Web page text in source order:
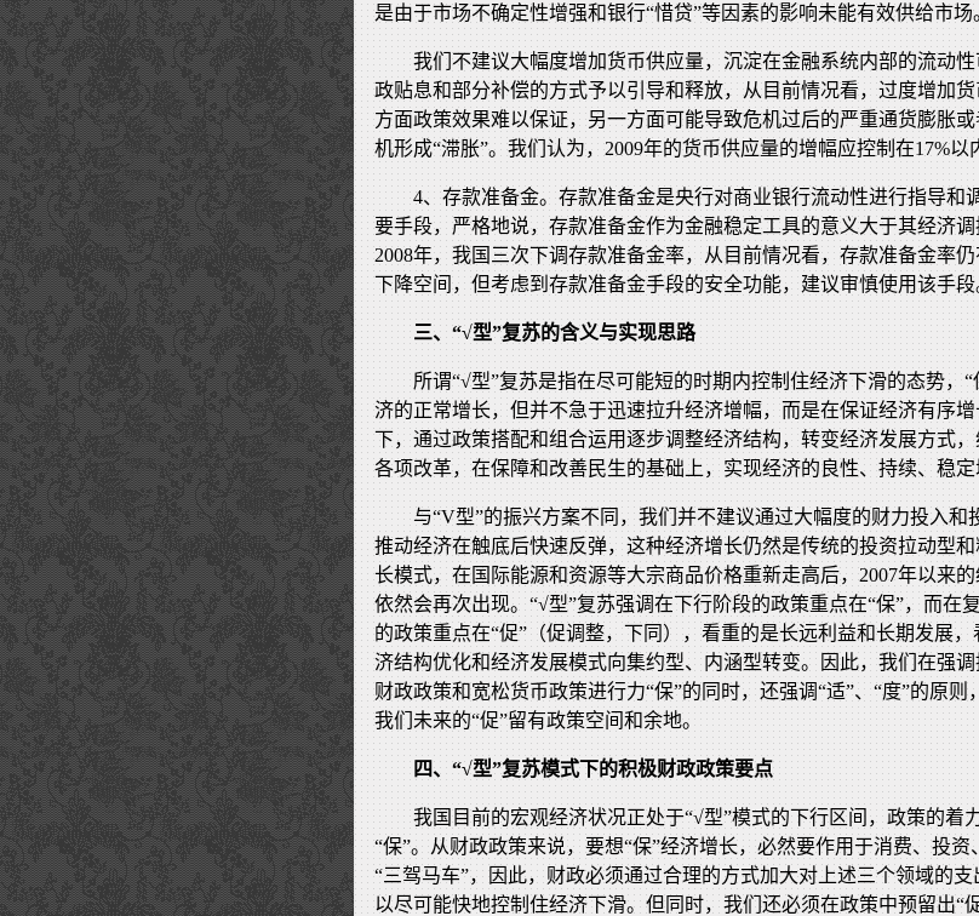
是由于市场不确定性增强和银行“惜贷”等因素的影响未能有效供给市场
我们不建议大幅度增加货币供应量，沉淀在金融系统内部的流动
政贴息和部分补偿的方式予以引导和释放，从目前情况看，过度增加
方面政策效果难以保证，另一方面可能导致危机过后的严重通货膨胀
机形成“滞胀”。我们认为，2009年的货币供应量的增幅应控制在17%以
4、存款准备金。存款准备金是央行对商业银行流动性进行指导和
要手段，严格地说，存款准备金作为金融稳定工具的意义大于其经济
2008年，我国三次下调存款准备金率，从目前情况看，存款准备金率
下降空间，但考虑到存款准备金手段的安全功能，建议审慎使用该手段
三、“√型”复苏的含义与实现思路
所谓“√型”复苏是指在尽可能短的时期内控制住经济下滑的态势，“
济的正常增长，但并不急于迅速拉升经济增幅，而是在保证经济有序
下，通过政策搭配和组合运用逐步调整经济结构，转变经济发展方式
各项改革，在保障和改善民生的基础上，实现经济的良性、持续、稳定
与“V型”的振兴方案不同，我们并不建议通过大幅度的财力投入和
推动经济在触底后快速反弹，这种经济增长仍然是传统的投资拉动型
长模式，在国际能源和资源等大宗商品价格重新走高后，2007年以来
依然会再次出现。“√型”复苏强调在下行阶段的政策重点在“保”，而在
的政策重点在“促”（促调整，下同），看重的是长远利益和长期发展，
济结构优化和经济发展模式向集约型、内涵型转变。因此，我们在强
财政政策和宽松货币政策进行力“保”的同时，还强调“适”、“度”的原则
我们未来的“促”留有政策空间和余地。
四、“√型”复苏模式下的积极财政政策要点
我国目前的宏观经济状况正处于“√型”模式的下行区间，政策的着
“保”。从财政政策来说，要想“保”经济增长，必然要作用于消费、投资
“三驾马车”，因此，财政必须通过合理的方式加大对上述三个领域的支
以尽可能快地控制住经济下滑。但同时，我们还必须在政策中预留出“